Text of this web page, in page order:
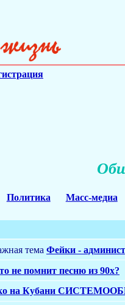
Политика Масс-медиа
Фейки -
не помнит песню из 90х?
на Кубани